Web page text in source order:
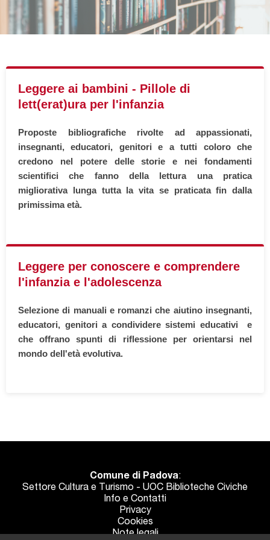
Premi letterari
Novità in biblioteca
Leggere ai bambini - Pillole di
lett(erat)ura per l'infanzia
Proposte bibliografiche rivolte ad appassionati,
insegnanti, educatori, genitori e a tutti coloro che
credono nel potere delle storie e nei fondamenti
scientifici che fanno della lettura una pratica
migliorativa lunga tutta la vita se praticata fin dalla
primissima età.
Leggere per conoscere e comprendere
l'infanzia e l'adolescenza
Selezione di manuali e romanzi che aiutino insegnanti,
educatori, genitori a condividere sistemi educativi e
che offrano spunti di riflessione per orientarsi nel
mondo dell'età evolutiva.
Comune di Padova:
Settore Cultura e Turismo - UOC Biblioteche Civiche
Info e Contatti
Privacy
Cookies
Note legali